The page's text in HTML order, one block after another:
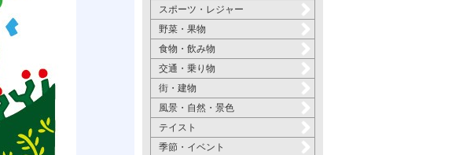
スポーツ・レジャー
野菜・果物
食物・飲み物
交通・乗り物
街・建物
風景・自然・景色
テイスト
季節・イベント